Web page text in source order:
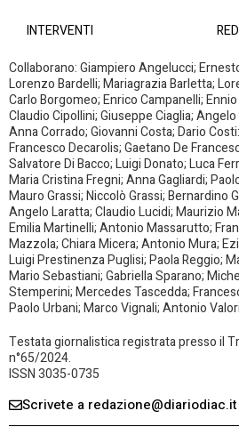
INTERVENTI
Collaborano: Giampiero Angelucci;
Lorenzo Bardelli; Mariagrazia Barletta;
Carlo Borgomeo; Enrico Campanelli;
Claudio Cipollini; Giuseppe Ciaglia;
Anna Corrado; Giovanni Costa; Dario
Francesco Decarolis; Gaetano De
Salvatore Di Bacco; Luigi Donato; Luca
Maria Cristina Fregni; Anna Gagliardi;
Mauro Grassi; Niccolò Grassi; Bernardino
Angelo Laratta; Claudio Lucidi; Maurizio
Emilia Martinelli; Antonio Massarutto;
Mazzola; Chiara Micera; Antonio Mura;
Luigi Prestinenza Puglisi; Paola Reggio;
Mario Sebastiani; Gabriella Sparano;
Stemperini; Mercedes Tascedda;
Paolo Urbani; Marco Vignali; Antonio
Testata giornalistica registrata presso il
n°65/2024.
ISSN 3035-0735
Scrivete a redazione@diariodiac.it